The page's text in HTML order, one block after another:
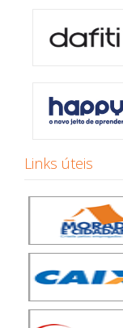
Links úteis